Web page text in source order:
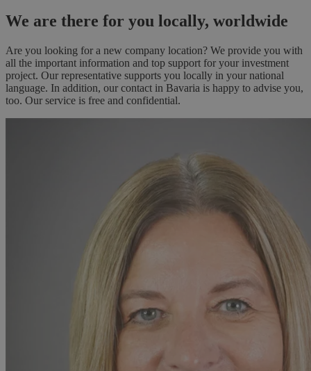
We are there for you locally, worldwide
Are you looking for a new company location? We provide you with
all the important information and top support for your investment
project. Our representative supports you locally in your national
language. In addition, our contact in Bavaria is happy to advise you,
too. Our service is free and confidential.